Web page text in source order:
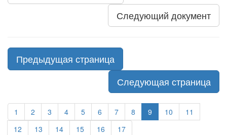
Следующий документ
Предыдущая страница
Следующая страница
1 2 3 4 5 6 7 8 9 10
11
12
13 14 15 16 17